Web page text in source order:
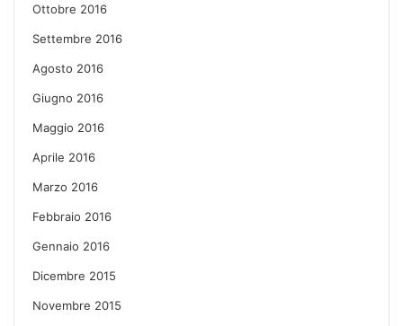
Ottobre 2016
Settembre 2016
Agosto 2016
Giugno 2016
Maggio 2016
Aprile 2016
Marzo 2016
Febbraio 2016
Gennaio 2016
Dicembre 2015
Novembre 2015